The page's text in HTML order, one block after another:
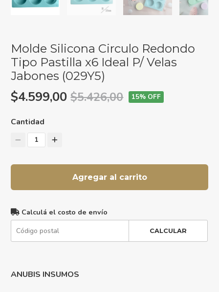
Molde Silicona Circulo Redondo
Tipo Pastilla x6 Ideal P/ Velas
Jabones (029Y5)
$4.599,00$5.426,00 15% OFF
Cantidad
1
Agregar al carrito
Calculá el costo de envío
CALCULAR
ANUBIS INSUMOS